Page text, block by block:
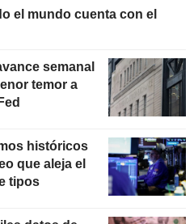
el mundo cuenta con el
semanal
temor a
históricos
que aleja el
tipos